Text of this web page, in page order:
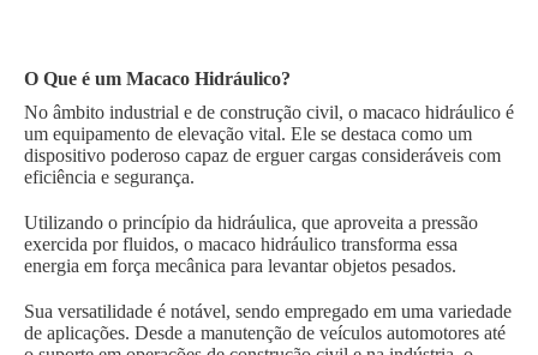
O Que é um Macaco Hidráulico?
No âmbito industrial e de construção civil, o macaco hidráulico é
um equipamento de elevação vital. Ele se destaca como um
dispositivo poderoso capaz de erguer cargas consideráveis com
eficiência e segurança.
Utilizando o princípio da hidráulica, que aproveita a pressão
exercida por fluidos, o macaco hidráulico transforma essa
energia em força mecânica para levantar objetos pesados.
Sua versatilidade é notável, sendo empregado em uma variedade
de aplicações. Desde a manutenção de veículos automotores até